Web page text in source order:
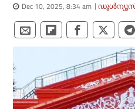
Dec 10, 2025, 8:34 am